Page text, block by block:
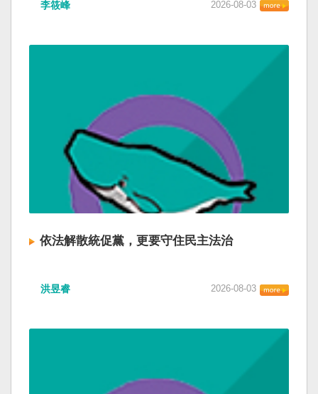
李筱峰 2026-08-03
依法解散統促黨，更要守住民主法治
洪昱睿 2026-08-03